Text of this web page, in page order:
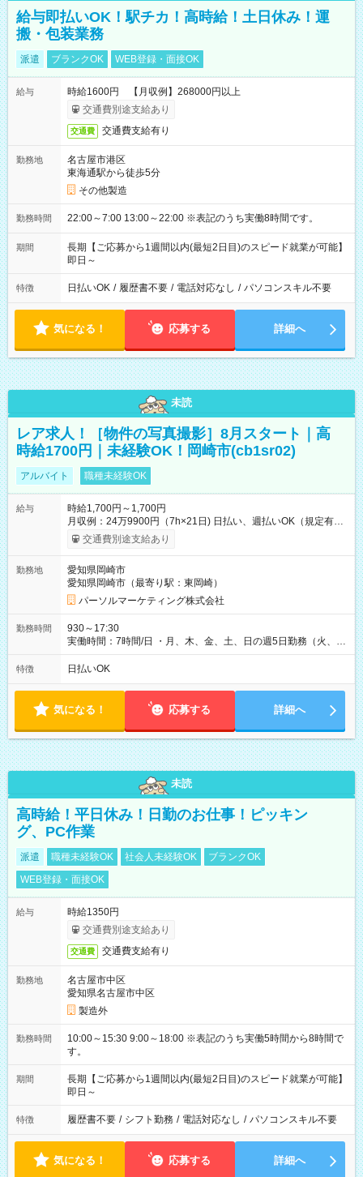
給与即払いOK！駅チカ！高時給！土日休み！運
搬・包装業務
派遣 ブランクOK WEB登録・面接OK
給与
時給1600円 【月収例】268000円以上
交通費別途支給あり
交通費 交通費支給有り
勤務地
名古屋市港区
東海通駅から徒歩5分
その他製造
勤務時間 22:00～7:00 13:00～22:00 ※表記のうち実働8時間です。
期間
長期【ご応募から1週間以内(最短2日目)のスピード就業が可能】
即日～
特徴 日払いOK / 履歴書不要 / 電話対応なし / パソコンスキル不要
気になる！ 応募する 詳細へ
未読
レア求人！［物件の写真撮影］8月スタート｜高
時給1700円｜未経験OK！岡崎市(cb1sr02)
アルバイト 職種未経験OK
給与
時給1,700円～1,700円
月収例：24万9900円（7h×21日) 日払い、週払いOK（規定有
り） 【試用期間】試用期間なし
交通費別途支給あり
勤務地
愛知県岡崎市
愛知県岡崎市（最寄り駅：東岡崎）
パーソルマーケティング株式会社
勤務時間
930～17:30
実働時間：7時間/日 ・月、木、金、土、日の週5日勤務（火、水
は固定休です／夏季、年末年始等、長期休暇有り！） ・ワンシ
フト！ 残業ほぼナシ（0～5h/月）
特徴 日払いOK
気になる！ 応募する 詳細へ
未読
高時給！平日休み！日勤のお仕事！ピッキン
グ、PC作業
派遣 職種未経験OK 社会人未経験OK
ブランクOK
WEB登録・面接OK
給与
時給1350円
交通費別途支給あり
交通費 交通費支給有り
勤務地
名古屋市中区
愛知県名古屋市中区
製造外
勤務時間
10:00～15:30 9:00～18:00 ※表記のうち実働5時間から8時間で
す。
期間
長期【ご応募から1週間以内(最短2日目)のスピード就業が可能】
即日～
特徴 履歴書不要 / シフト勤務 / 電話対応なし / パソコンスキル不要
気になる！ 応募する 詳細へ